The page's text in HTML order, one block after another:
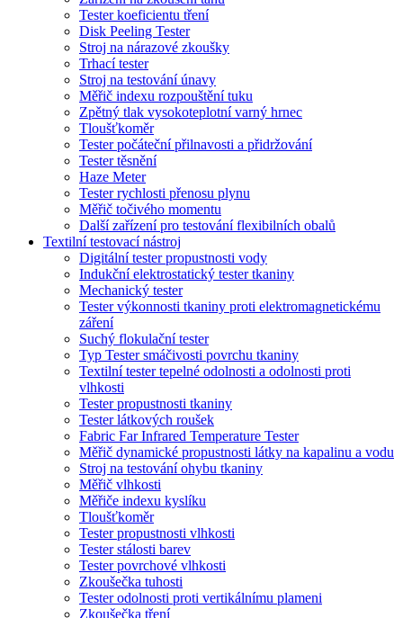
Tester koeficientu tření
Disk Peeling Tester
Stroj na nárazové zkoušky
Trhací tester
Stroj na testování únavy
Měřič indexu rozpouštění tuku
Zpětný tlak vysokoteplotní varný hrnec
Tloušťkoměr
Tester počáteční přilnavosti a přidržování
Tester těsnění
Haze Meter
Tester rychlosti přenosu plynu
Měřič točivého momentu
Další zařízení pro testování flexibilních obalů
Textilní testovací nástroj
Digitální tester propustnosti vody
Indukční elektrostatický tester tkaniny
Mechanický tester
Tester výkonnosti tkaniny proti elektromagnetickému
záření
Suchý flokulační tester
Typ Tester smáčivosti povrchu tkaniny
Textilní tester tepelné odolnosti a odolnosti proti
vlhkosti
Tester propustnosti tkaniny
Tester látkových roušek
Fabric Far Infrared Temperature Tester
Měřič dynamické propustnosti látky na kapalinu a vodu
Stroj na testování ohybu tkaniny
Měřič vlhkosti
Měřiče indexu kyslíku
Tloušťkoměr
Tester propustnosti vlhkosti
Tester stálosti barev
Tester povrchové vlhkosti
Zkoušečka tuhosti
Tester odolnosti proti vertikálnímu plameni
Zkoušečka tření